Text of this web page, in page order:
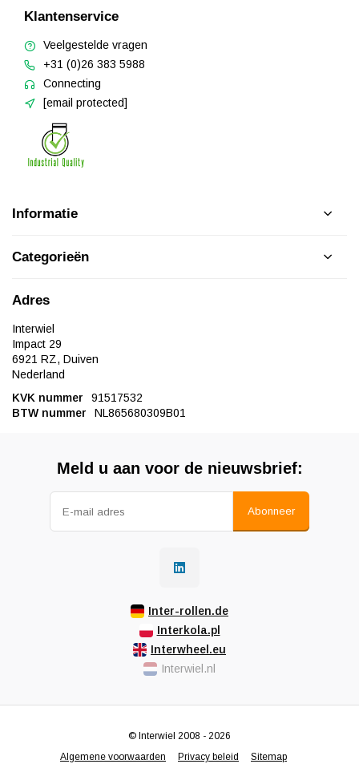
Klantenservice
Veelgestelde vragen
+31 (0)26 383 5988
Connecting
[email protected]
Informatie
Categorieën
Adres
Interwiel
Impact 29
6921 RZ, Duiven
Nederland
KVK nummer
91517532
BTW nummer
NL865680309B01
Meld u aan voor de nieuwsbrief:
Abonneer
Inter-rollen.de
Interkola.pl
Interwheel.eu
Interwiel.nl
Algemene voorwaarden Privacy beleid Sitemap
© Interwiel 2008 - 2026